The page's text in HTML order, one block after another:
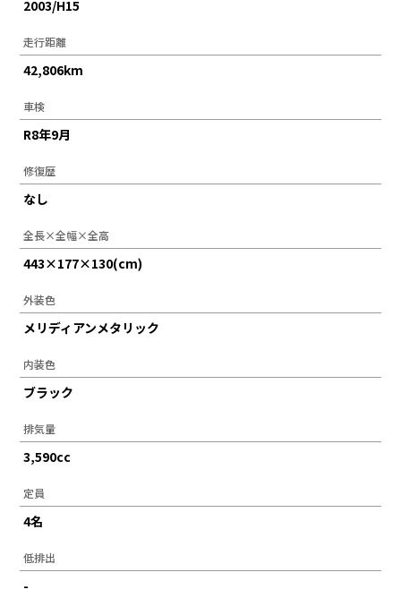
2003/H15
走行距離
42,806km
車検
R8年9月
修復歴
なし
全長×全幅×全高
443×177×130(cm)
外装色
メリディアンメタリック
内装色
ブラック
排気量
3,590cc
定員
4名
低排出
-